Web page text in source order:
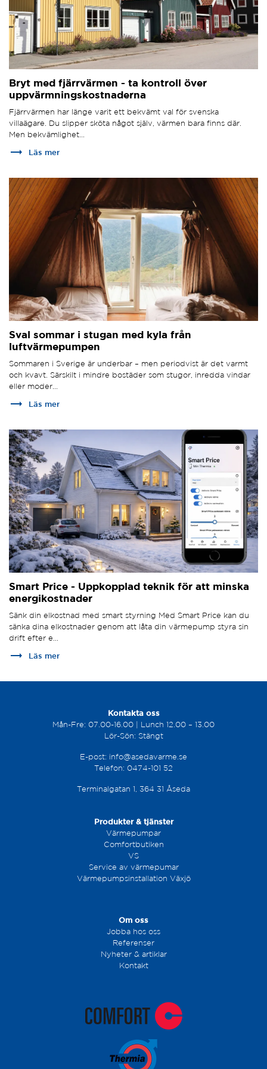
Bryt med fjärrvärmen - ta kontroll över
uppvärmningskostnaderna
Fjärrvärmen har länge varit ett bekvämt val för svenska
villaägare. Du slipper sköta något själv, värmen bara finns där.
Men bekvämlighet...
trending_flat Läs mer
Sval sommar i stugan med kyla från
luftvärmepumpen
Sommaren i Sverige är underbar – men periodvist är det varmt
och kvavt. Särskilt i mindre bostäder som stugor, inredda vindar
eller moder...
trending_flat Läs mer
Smart Price - Uppkopplad teknik för att minska
energikostnader
Sänk din elkostnad med smart styrning Med Smart Price kan du
sänka dina elkostnader genom att låta din värmepump styra sin
drift efter e...
trending_flat Läs mer
Kontakta oss
Mån-Fre: 07.00-16.00 | Lunch 12.00 – 13.00
Lör-Sön: Stängt
E-post: info@asedavarme.se
Telefon: 0474-101 52
Terminalgatan 1, 364 31 Åseda
Produkter & tjänster
Värmepumpar
Comfortbutiken
VS
Service av värmepumar
Värmepumpsinstallation Växjö
Om oss
Jobba hos oss
Referenser
Nyheter & artiklar
Kontakt